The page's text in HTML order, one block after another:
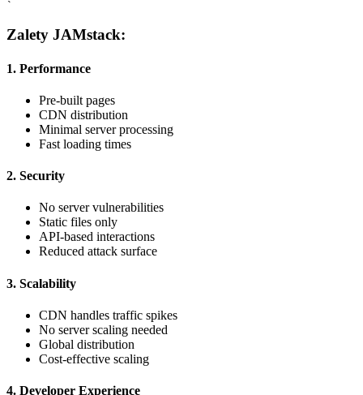
Zalety JAMstack:
1. Performance
Pre-built pages
CDN distribution
Minimal server processing
Fast loading times
2. Security
No server vulnerabilities
Static files only
API-based interactions
Reduced attack surface
3. Scalability
CDN handles traffic spikes
No server scaling needed
Global distribution
Cost-effective scaling
4. Developer Experience